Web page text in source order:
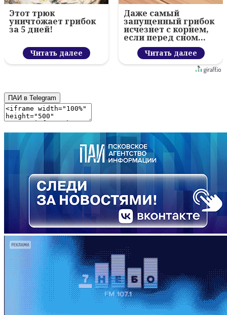
Этот трюк
уничтожает грибок
за 5 дней!
Читать далее
Даже самый
запущенный грибок
исчезнет с корнем,
если перед сном…
Читать далее
ПАИ в Telegram